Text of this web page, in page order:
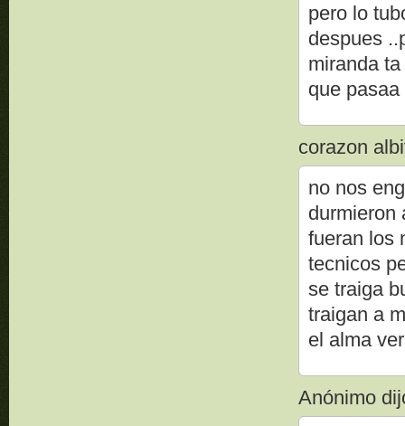
pero lo
despues
miranda
que pasaa
corazon
no nos
durmieron
fueran los
tecnicos
se traiga
traigan a
el alma
Anónimo